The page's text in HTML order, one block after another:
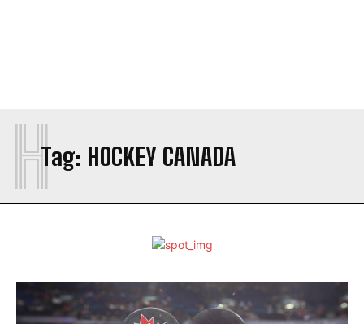
Tag: HOCKEY CANADA
H